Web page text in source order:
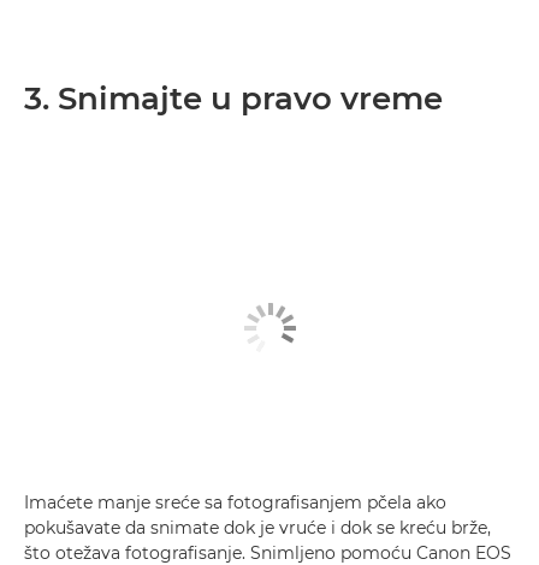
3. Snimajte u pravo vreme
Imaćete manje sreće sa fotografisanjem pčela ako
pokušavate da snimate dok je vruće i dok se kreću brže,
što otežava fotografisanje. Snimljeno pomoću Canon EOS